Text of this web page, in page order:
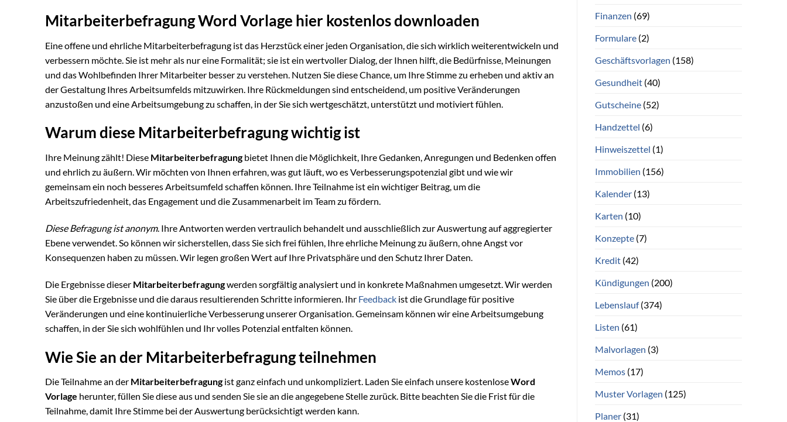
Mitarbeiterbefragung Word Vorlage hier kostenlos downloaden
Eine offene und ehrliche Mitarbeiterbefragung ist das Herzstück einer jeden Organisation, die sich wirklich weiterentwickeln und
verbessern möchte. Sie ist mehr als nur eine Formalität; sie ist ein wertvoller Dialog, der Ihnen hilft, die Bedürfnisse, Meinungen
und das Wohlbefinden Ihrer Mitarbeiter besser zu verstehen. Nutzen Sie diese Chance, um Ihre Stimme zu erheben und aktiv an
der Gestaltung Ihres Arbeitsumfelds mitzuwirken. Ihre Rückmeldungen sind entscheidend, um positive Veränderungen
anzustoßen und eine Arbeitsumgebung zu schaffen, in der Sie sich wertgeschätzt, unterstützt und motiviert fühlen.
Warum diese Mitarbeiterbefragung wichtig ist
Ihre Meinung zählt! Diese Mitarbeiterbefragungbietet Ihnen die Möglichkeit, Ihre Gedanken, Anregungen und Bedenken offen
und ehrlich zu äußern. Wir möchten von Ihnen erfahren, was gut läuft, wo es Verbesserungspotenzial gibt und wie wir
gemeinsam ein noch besseres Arbeitsumfeld schaffen können. Ihre Teilnahme ist ein wichtiger Beitrag, um die
Arbeitszufriedenheit, das Engagement und die Zusammenarbeit im Team zu fördern.
Diese Befragung ist anonym. Ihre Antworten werden vertraulich behandelt und ausschließlich zur Auswertung auf aggregierter
Ebene verwendet. So können wir sicherstellen, dass Sie sich frei fühlen, Ihre ehrliche Meinung zu äußern, ohne Angst vor
Konsequenzen haben zu müssen. Wir legen großen Wert auf Ihre Privatsphäre und den Schutz Ihrer Daten.
Die Ergebnisse dieser Mitarbeiterbefragungwerden sorgfältig analysiert und in konkrete Maßnahmen umgesetzt. Wir werden
Sie über die Ergebnisse und die daraus resultierenden Schritte informieren. Ihr Feedback ist die Grundlage für positive
Veränderungen und eine kontinuierliche Verbesserung unserer Organisation. Gemeinsam können wir eine Arbeitsumgebung
schaffen, in der Sie sich wohlfühlen und Ihr volles Potenzial entfalten können.
Wie Sie an der Mitarbeiterbefragung teilnehmen
Die Teilnahme an der Mitarbeiterbefragungist ganz einfach und unkompliziert. Laden Sie einfach unsere kostenloseWord
Vorlage herunter, füllen Sie diese aus und senden Sie sie an die angegebene Stelle zurück. Bitte beachten Sie die Frist für die
Teilnahme, damit Ihre Stimme bei der Auswertung berücksichtigt werden kann.
Finanzen (69)
Formulare(2)
Geschäftsvorlagen (158)
Gesundheit(40)
Gutscheine(52)
Handzettel (6)
Hinweiszettel (1)
Immobilien (156)
Kalender(13)
Karten (10)
Konzepte(7)
Kredit(42)
Kündigungen (200)
Lebenslauf(374)
Listen (61)
Malvorlagen (3)
Memos(17)
Muster Vorlagen (125)
Planer(31)